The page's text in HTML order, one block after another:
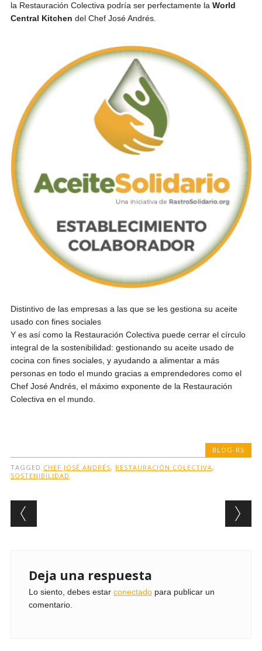
la Restauración Colectiva podría ser perfectamente la World
Central Kitchen del Chef José Andrés.
Distintivo de las empresas a las que se les gestiona su aceite
usado con fines sociales
Y es así como la Restauración Colectiva puede cerrar el círculo
integral de la sostenibilidad: gestionando su aceite usado de
cocina con fines sociales, y ayudando a alimentar a más
personas en todo el mundo gracias a emprendedores como el
Chef José Andrés, el máximo exponente de la Restauración
Colectiva en el mundo.
BLOG-RS
TAGGED CHEF JOSÉ ANDRÉS, RESTAURACIÓN COLECTIVA,
SOSTENIBILIDAD
Post navigation
Deja una respuesta
Lo siento, debes estar conectadopara publicar un
comentario.